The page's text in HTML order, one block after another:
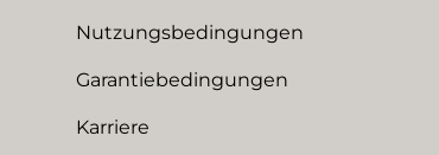
Nutzungsbedingungen
Garantiebedingungen
Karriere